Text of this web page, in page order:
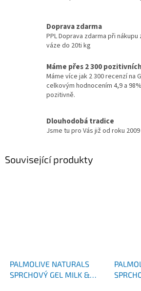
Doprava zdarma
PPL Doprava zdarma při nákupu
váze do 20ti kg
Máme přes 2 300
Máme více jak 2 300 recenzí na
celkovým hodnocením 4,9 a
pozitivně.
Dlouhodobá tradice
Jsme tu pro Vás již od roku 2009
Související produkty
PALMOLIVE NATURALS
SPRCHOVÝ GEL MILK &